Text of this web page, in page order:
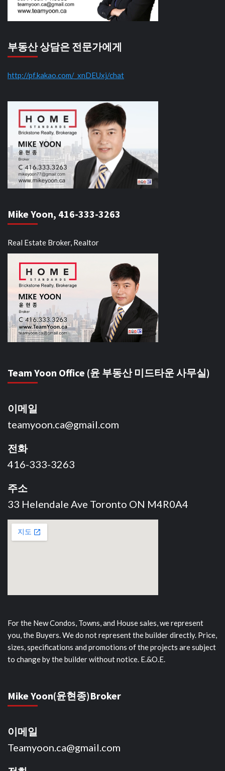
부동산 상담은 전문가에게
http://pf.kakao.com/_xnDEUxj/chat
Mike Yoon, 416-333-3263
Real Estate Broker, Realtor
Team Yoon Office (윤 부동산 미드타운 사무실)
이메일
teamyoon.ca@gmail.com
전화
416-333-3263
주소
33 Helendale Ave Toronto ON M4R0A4
For the New Condos, Towns, and House sales, we represent
you, the Buyers. We do not represent the builder directly. Price,
sizes, specifications and promotions of the projects are subject
to change by the builder without notice. E.&O.E.
Mike Yoon(윤현종)Broker
이메일
Teamyoon.ca@gmail.com